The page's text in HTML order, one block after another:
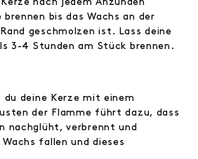
bis das Wachs an der
geschmolzen ist. Lass deine
3-4 Stunden am Stück brennen.
du deine Kerze mit einem
der Flamme führt dazu, dass
nachglüht, verbrennt und
fallen und dieses